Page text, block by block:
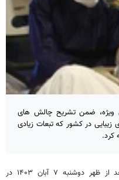
ویژه، ضمن تشریح چالش های
در کشور که تبعات زیادی
کرد.
، علیرضا سلیمی، بعد از ظهر دوشنبه ۷ آبان ۱۴۰۳ در